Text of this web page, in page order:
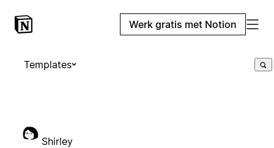
Werk gratis met Notion
Templates
Shirley